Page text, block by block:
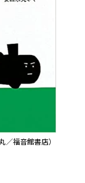
／福音館書店）